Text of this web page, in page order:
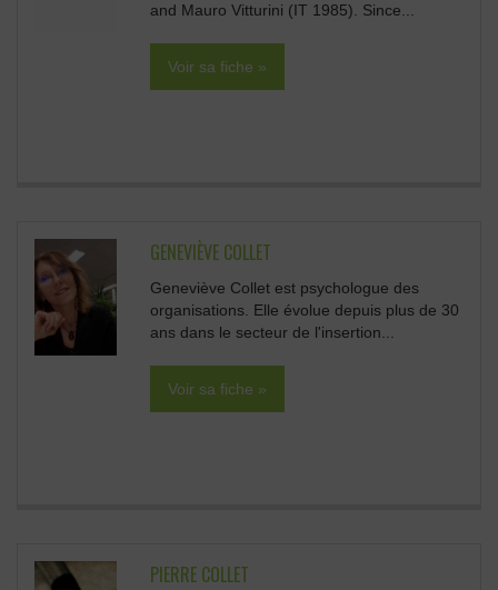
and Mauro Vitturini (IT 1985). Since...
Voir sa fiche »
GENEVIÈVE COLLET
Geneviève Collet est psychologue des
organisations. Elle évolue depuis plus de 30
ans dans le secteur de l'insertion...
Voir sa fiche »
PIERRE COLLET